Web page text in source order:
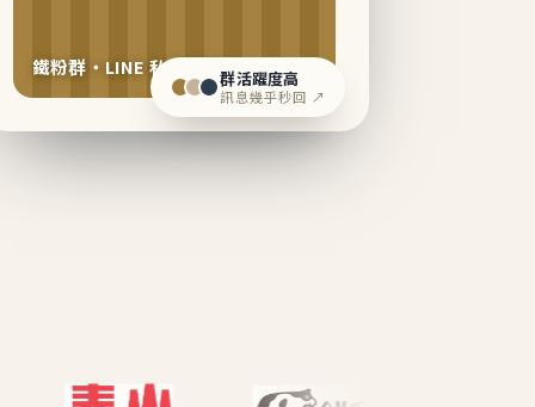
鐵粉群・LINE 私域運營中群活躍度高
訊息幾乎秒回 ↗